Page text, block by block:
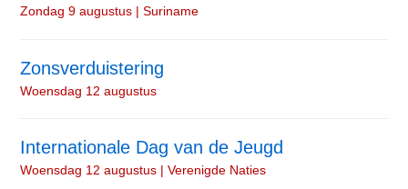
Zondag 9 augustus | Suriname
Zonsverduistering
Woensdag 12 augustus
Internationale Dag van de Jeugd
Woensdag 12 augustus | Verenigde Naties